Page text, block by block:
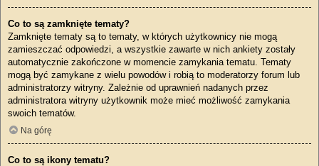
Co to są zamknięte tematy?
Zamknięte tematy są to tematy, w których użytkownicy nie mogą
zamieszczać odpowiedzi, a wszystkie zawarte w nich ankiety zostały
automatycznie zakończone w momencie zamykania tematu. Tematy
mogą być zamykane z wielu powodów i robią to moderatorzy forum lub
administratorzy witryny. Zależnie od uprawnień nadanych przez
administratora witryny użytkownik może mieć możliwość zamykania
swoich tematów.
Na górę
Co to są ikony tematu?